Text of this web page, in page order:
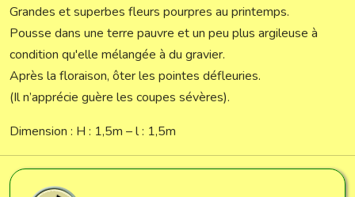
Grandes et superbes fleurs pourpres au printemps.
Pousse dans une terre pauvre et un peu plus argileuse à
condition qu'elle mélangée à du gravier.
Après la floraison, ôter les pointes défleuries.
(Il n’apprécie guère les coupes sévères).
Dimension : H : 1,5m – l : 1,5m